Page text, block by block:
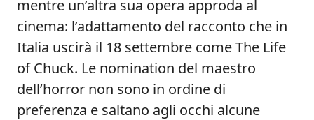
mentre un’altra sua opera approda al
cinema: l’adattamento del racconto che in
Italia uscirà il 18 settembre come The Life
of Chuck. Le nomination del maestro
dell’horror non sono in ordine di
preferenza e saltano agli occhi alcune